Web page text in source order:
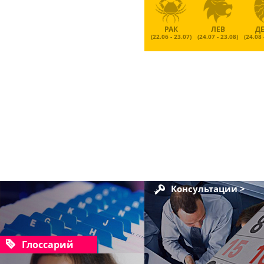
РАК
(22.06 - 23.07)
ЛЕВ
(24.07 - 23.08) (24.08
Глоссарий
Консультации >